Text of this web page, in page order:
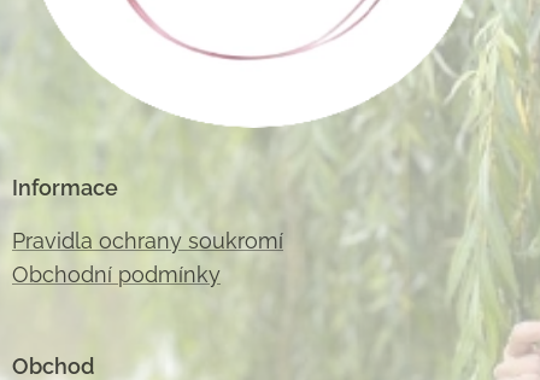
Informace
Pravidla ochrany soukromí
Obchodní podmínky
Obchod